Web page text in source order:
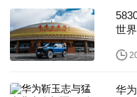
世
华